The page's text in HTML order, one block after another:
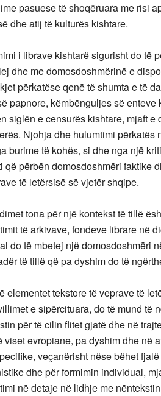
pasuese të shoqëruara me risi
dhe atij të kulturës kishtare.
i librave kishtarë sigurisht do të
dhe me domosdoshmërinë e
përkatëse qenë të shumta e të
papnore, këmbënguljes së
siglën e censurës kishtare, mjaft
Njohja dhe hulumtimi
burime të kohës, si dhe nga një
që përbën domosdoshmëri faktike
të letërsisë së vjetër shqipe.
tona për një kontekst të tillë
të arkivave, fondeve librare në
do të mbetej një domosdoshmëri
të tillë që pa dyshim do të
elementet tekstore të veprave të
e sipërcituara, do të mund të
për të cilin ﬂitet gjatë dhe në
viset evropiane, pa dyshim dhe në
veçanërisht nëse bëhet
dhe për formimin individual,
në detaje në lidhje me